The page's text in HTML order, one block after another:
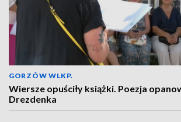
GORZÓW WLKP.
Wiersze opuściły książki. Poezja
Drezdenka